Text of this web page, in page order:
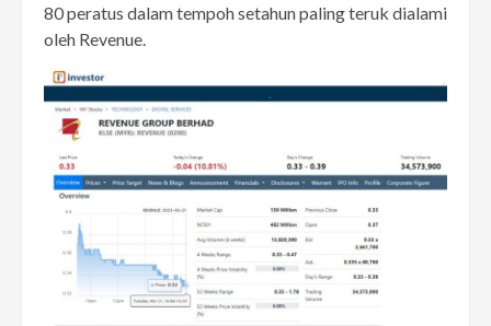
80 peratus dalam tempoh setahun paling teruk dialami
oleh Revenue.